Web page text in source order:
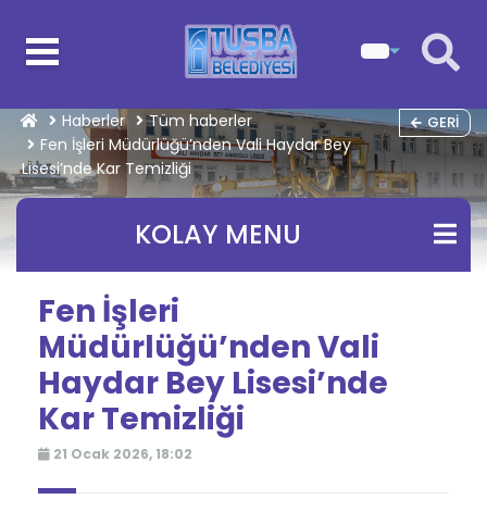
Haberler
Tüm haberler
Fen İşleri Müdürlüğü’nden Vali Haydar Bey
Lisesi’nde Kar Temizliği
GERI
KOLAY MENU
Fen İşleri
Müdürlüğü’nden Vali
Haydar Bey Lisesi’nde
Kar Temizliği
21 Ocak 2026, 18:02